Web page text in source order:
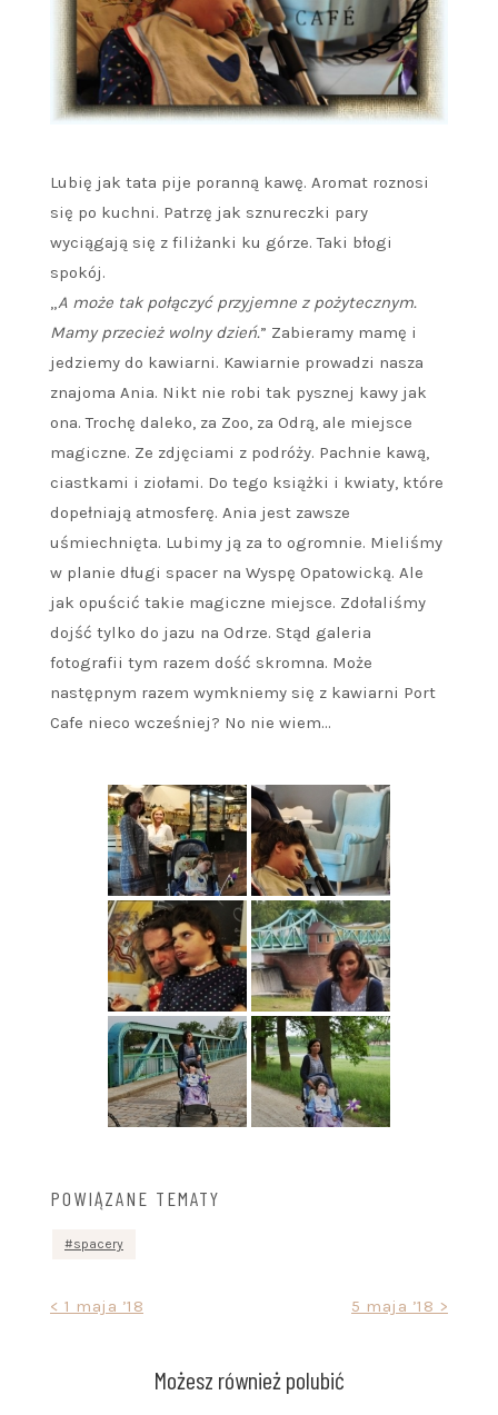
Lubię jak tata pije poranną kawę. Aromat roznosi
się po kuchni. Patrzę jak sznureczki pary
wyciągają się z filiżanki ku górze. Taki błogi
spokój.
„A może tak połączyć przyjemne z pożytecznym.
Mamy przecież wolny dzień.” Zabieramy mamę i
jedziemy do kawiarni. Kawiarnie prowadzi nasza
znajoma Ania. Nikt nie robi tak pysznej kawy jak
ona. Trochę daleko, za Zoo, za Odrą, ale miejsce
magiczne. Ze zdjęciami z podróży. Pachnie kawą,
ciastkami i ziołami. Do tego książki i kwiaty, które
dopełniają atmosferę. Ania jest zawsze
uśmiechnięta. Lubimy ją za to ogromnie. Mieliśmy
w planie długi spacer na Wyspę Opatowicką. Ale
jak opuścić takie magiczne miejsce. Zdołaliśmy
dojść tylko do jazu na Odrze. Stąd galeria
fotografii tym razem dość skromna. Może
następnym razem wymkniemy się z kawiarni Port
Cafe nieco wcześniej? No nie wiem…
POWIĄZANE TEMATY
spacery
Nawigacja< 1 maja ’18 5 maja ’18 >
Możesz również polubić